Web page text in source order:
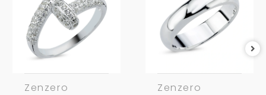
Zenzero Zenzero